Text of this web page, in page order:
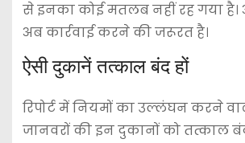
से इनका कोई मतलब नहीं रह गया है।
अब कार्रवाई करने की जरूरत है।
ऐसी दुकानें तत्काल बंद हों
रिपोर्ट में नियमों का उल्लंघन करने
जानवरों की इन दुकानों को तत्काल